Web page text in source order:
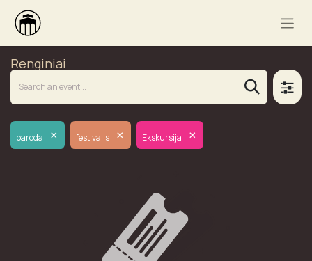
Renginiai
paroda × festivalis × Ekskursija ×